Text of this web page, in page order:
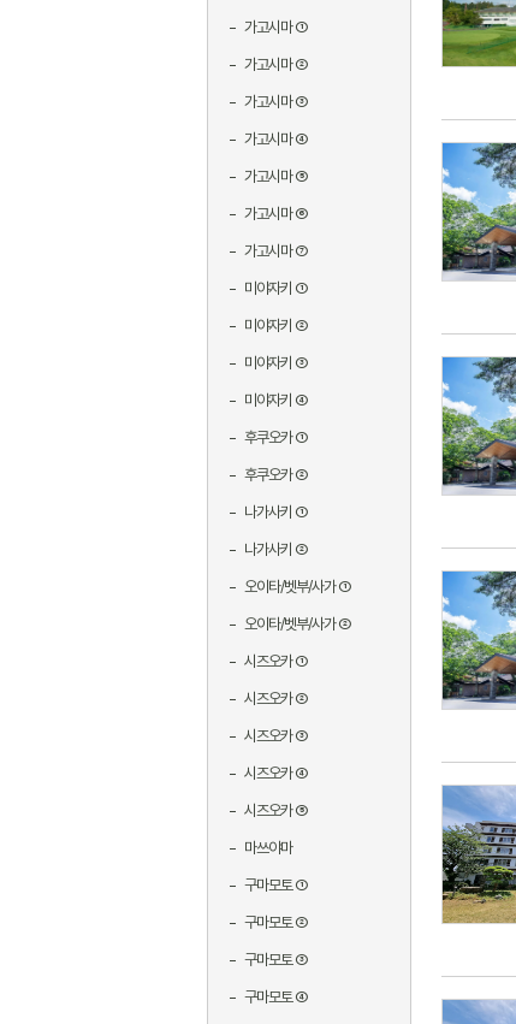
가고시마 ①
가고시마 ②
가고시마 ③
가고시마 ④
가고시마 ⑤
가고시마 ⑥
가고시마 ⑦
미야자키 ①
미야자키 ②
미야자키 ③
미야자키 ④
후쿠오카 ①
후쿠오카 ②
나가사키 ①
나가사키 ②
오이타/벳부/사가 ①
오이타/벳부/사가 ②
시즈오카 ①
시즈오카 ②
시즈오카 ③
시즈오카 ④
시즈오카 ⑤
마쓰야마
구마모토 ①
구마모토 ②
구마모토 ③
구마모토 ④